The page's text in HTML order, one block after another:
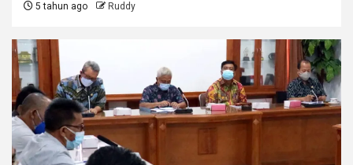
5 tahun ago Ruddy